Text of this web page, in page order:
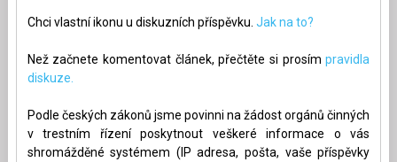
Chci vlastní ikonu u diskuzních příspěvku. Jak na to?
Než začnete komentovat článek, přečtěte si prosímpravidla
diskuze.
Podle českých zákonů jsme povinni na žádost orgánů činných
v trestním řízení poskytnout veškeré informace o vás
shromážděné systémem (IP adresa, pošta, vaše příspěvky